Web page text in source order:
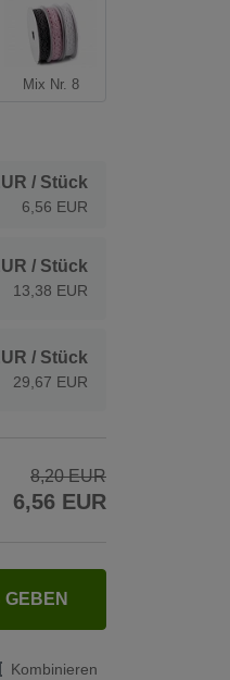
Mix Nr. 8
/ Stück
6,56 EUR
/ Stück
13,38 EUR
/ Stück
29,67 EUR
8,20 EUR
6,56 EUR
GEBEN
Kombinieren